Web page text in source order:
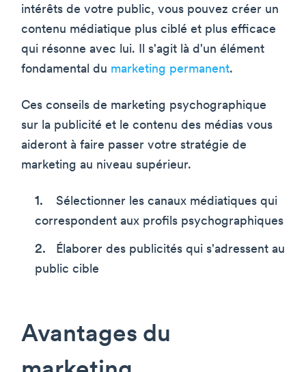
intérêts de votre public, vous pouvez créer un
contenu médiatique plus ciblé et plus efficace
qui résonne avec lui. Il s'agit là d'un élément
fondamental du marketing permanent.
Ces conseils de marketing psychographique
sur la publicité et le contenu des médias vous
aideront à faire passer votre stratégie de
marketing au niveau supérieur.
Sélectionner les canaux médiatiques qui
correspondent aux profils psychographiques
Élaborer des publicités qui s'adressent au
public cible
Avantages du